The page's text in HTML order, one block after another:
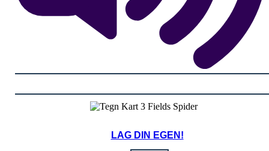
LAG DIN EGEN!